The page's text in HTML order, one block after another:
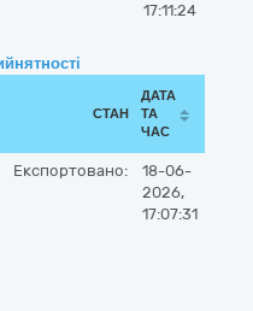
17:11:24
СТАН
ДАТА
ТА
ЧАС
Експортовано:
18-06-
2026,
17:07:31